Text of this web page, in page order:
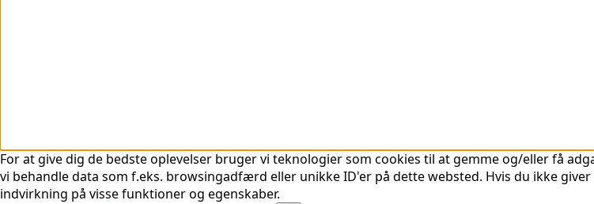
For at give dig de bedste oplevelser bruger vi teknologier som cookies til at gemme og/eller få
vi behandle data som f.eks. browsingadfærd eller unikke ID'er på dette websted. Hvis du ikke
indvirkning på visse funktioner og egenskaber.